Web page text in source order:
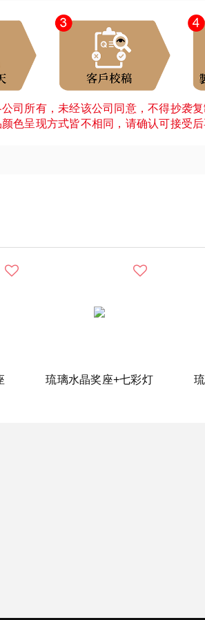
司所有，未经该公司同意，不得抄袭
色呈现方式皆不相同，请确认可接受后
琉璃水晶奖座+七彩灯